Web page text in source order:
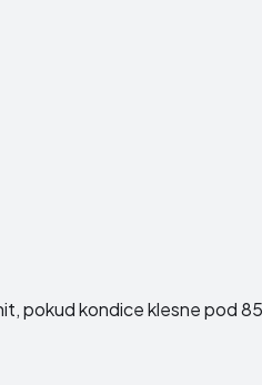
pokud kondice klesne pod